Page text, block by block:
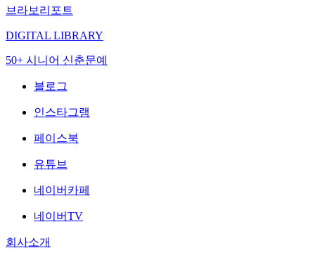
브라보리포트
DIGITAL LIBRARY
50+ 시니어 신춘문예
블로그
인스타그램
페이스북
유튜브
네이버카페
네이버TV
회사소개